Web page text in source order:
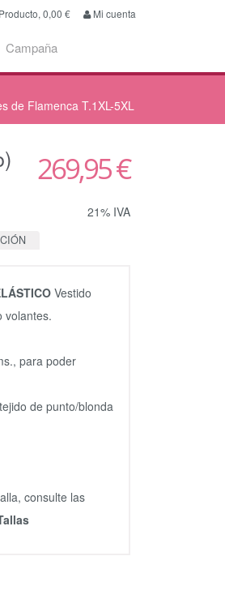
Producto, 0,00 € Mi cuenta
Campaña
de Flamenca T.1XL-5XL
269,95 €
21% IVA
Vestido
volantes.
para poder
de punto/blonda
consulte las